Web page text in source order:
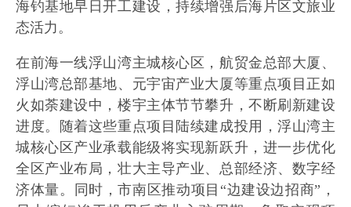
海钓基地早日开工建设，持续增强后海片区文旅业
态活力。
在前海一线浮山湾主城核心区，航贸金总部大厦、
浮山湾总部基地、元宇宙产业大厦等重点项目正如
火如荼建设中，楼宇主体节节攀升，不断刷新建设
进度。随着这些重点项目陆续建成投用，浮山湾主
城核心区产业承载能级将实现新跃升，进一步优化
全区产业布局，壮大主导产业、总部经济、数字经
济体量。同时，市南区推动项目“边建设边招商”，